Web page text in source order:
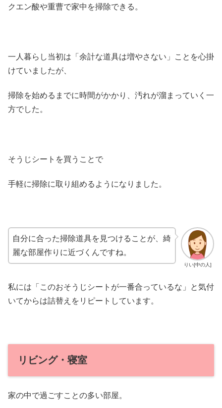
クエン酸や重曹で家中を掃除できる。
一人暮らし当初は「余計な道具は増やさない」ことを心掛
けていましたが、
掃除を始めるまでに時間がかかり、汚れが溜まっていく一
方でした。
そうじシートを買うことで
手軽に掃除に取り組めるようになりました。
りい[中の人]
自分に合った掃除道具を見つけることが、綺
麗な部屋作りに近づくんですね。
私には「このおそうじシートが一番合っているな」と気付
いてからは詰替えをリピートしています。
リビング・寝室
家の中で過ごすことの多い部屋。